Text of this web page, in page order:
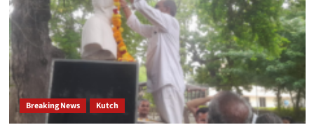
Breaking News Kutch